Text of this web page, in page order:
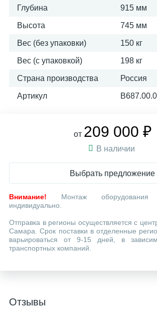
Глубина 915 мм
Высота 745 мм
Вес (без упаковки) 150 кг
Вес (с упаковкой) 198 кг
Страна производства Россия
Артикул
от 209 000 ₽
В наличии
Выбрать предложение
Внимание! Монтаж оборудования
индивидуально.
Отправка в регионы осуществляется с
Самара. Срок поставки в отделенные
варьироваться от 9-15 дней, в
транспортных компаний.
Отзывы